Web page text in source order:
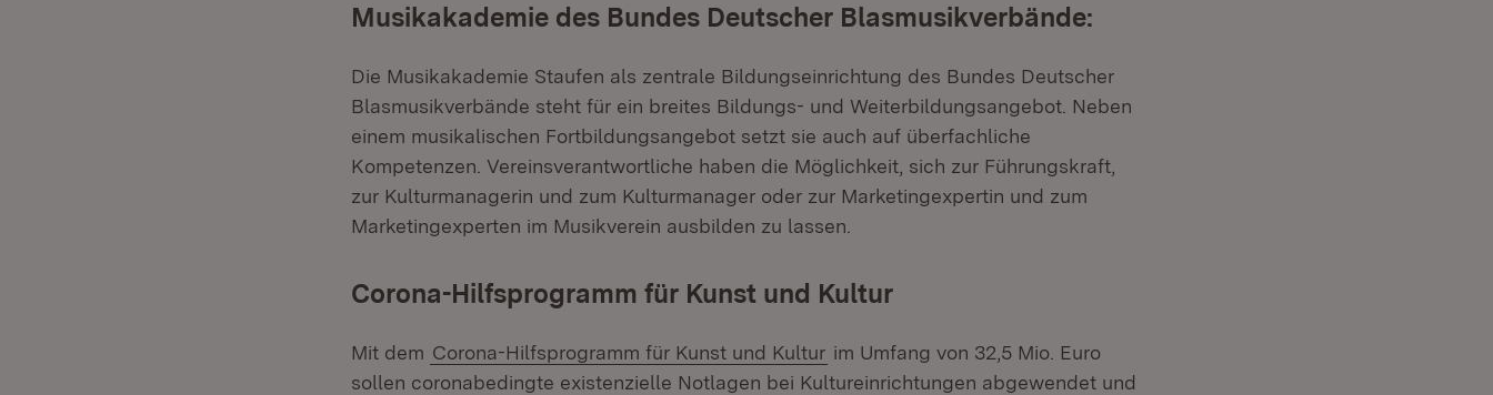
Musikakademie des Bundes Deutscher Blasmusikverbände:
Die Musikakademie Staufen als zentrale Bildungseinrichtung des Bundes Deutscher
Blasmusikverbände steht für ein breites Bildungs- und Weiterbildungsangebot. Neben
einem musikalischen Fortbildungsangebot setzt sie auch auf überfachliche
Kompetenzen. Vereinsverantwortliche haben die Möglichkeit, sich zur Führungskraft,
zur Kulturmanagerin und zum Kulturmanager oder zur Marketingexpertin und zum
Marketingexperten im Musikverein ausbilden zu lassen.
Corona-Hilfsprogramm für Kunst und Kultur
Mit dem Corona-Hilfsprogramm für Kunst und Kultur im Umfang von 32,5 Mio. Euro
sollen coronabedingte existenzielle Notlagen bei Kultureinrichtungen abgewendet und